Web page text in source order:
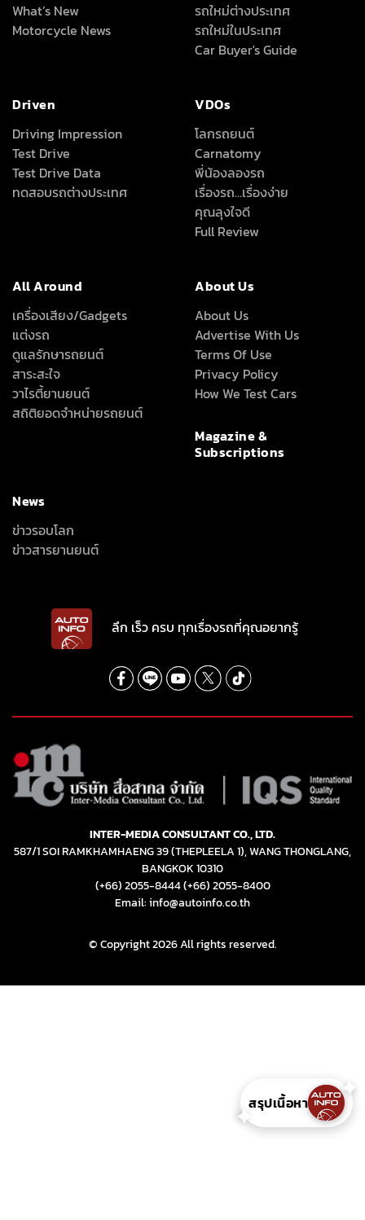
✦สรุปเนื้อหา
What’s New
Motorcycle News
รถใหม่ต่างประเทศ
รถใหม่ในประเทศ
Car Buyer's Guide
Driven
Driving Impression
Test Drive
Test Drive Data
ทดสอบรถต่างประเทศ
VDOs
โลกรถยนต์
Carnatomy
พี่น้องลองรถ
เรื่องรถ…เรื่องง่าย
คุณลุงใจดี
Full Review
All Around
เครื่องเสียง/Gadgets
แต่งรถ
ดูแลรักษารถยนต์
สาระสะใจ
วาไรตี้ยานยนต์
สถิติยอดจำหน่ายรถยนต์
About Us
About Us
Advertise With Us
Terms Of Use
Privacy Policy
How We Test Cars
Magazine &
Subscriptions
News
ข่าวรอบโลก
ข่าวสารยานยนต์
ลึก เร็ว ครบ ทุกเรื่องรถที่คุณอยากรู้
INTER-MEDIA CONSULTANT CO., LTD.
587/1 SOI RAMKHAMHAENG 39 (THEPLEELA 1), WANG THONGLANG,
BANGKOK 10310
(+66) 2055-8444(+66) 2055-8400
Email: info@autoinfo.co.th
© Copyright 2026 All rights reserved.